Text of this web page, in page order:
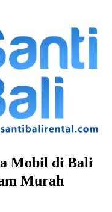
Mobil di Bali
Murah